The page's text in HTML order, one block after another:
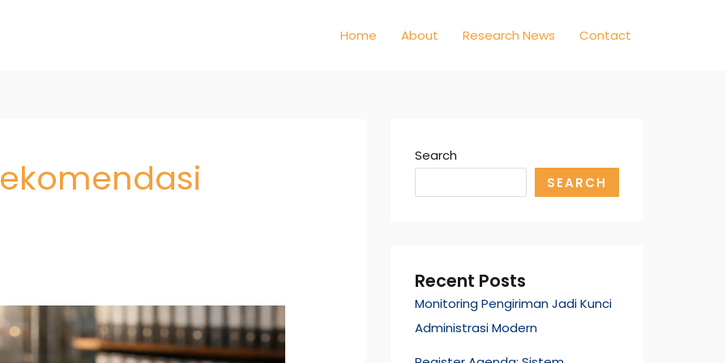
Home About Research News Contact
Search
SEARCH
Recent Posts
Monitoring Pengiriman Jadi Kunci
Administrasi Modern